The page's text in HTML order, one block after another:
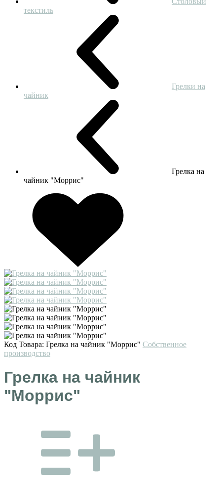
текстиль
Грелки на
чайник
Грелка на
чайник "Моррис"
Код Товара: Грелка на чайник "Моррис" Собственное
производство
Грелка на чайник
"Моррис"